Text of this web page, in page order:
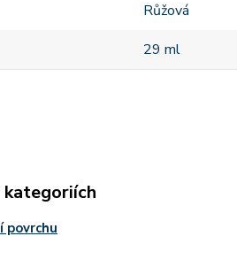
Růžová
29 ml
kategoriích
povrchu